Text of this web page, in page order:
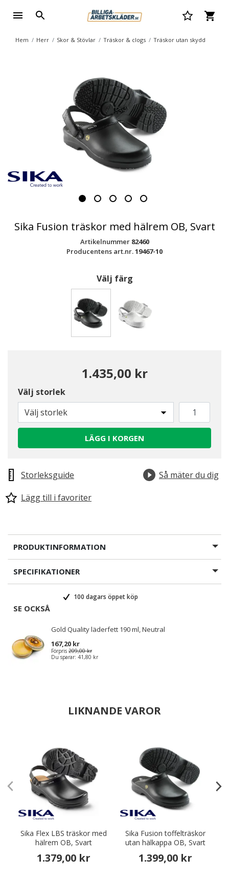
Hem Herr Skor & Stövlar Träskor & clogs Träskor utan skydd
Sika Fusion träskor med hälrem OB, Svart
Artikelnummer 82460
Producentens art.nr.19467-10
Välj färg
1.435,00 kr
Välj storlek
Välj storlek
LÄGG I KORGEN
Storleksguide
Så mäter du dig
Lägg till i favoriter
PRODUKTINFORMATION
SPECIFIKATIONER
100 dagars öppet köp
SE OCKSÅ
Gold Quality läderfett 190 ml, Neutral
167,20 kr
Förpris 209,00 kr
Du sparar: 41,80 kr
LIKNANDE VAROR
Sika Flex LBS träskor med
hälrem OB, Svart
1.379,00 kr
Sika Fusion toffelträskor
utan hälkappa OB, Svart
1.399,00 kr